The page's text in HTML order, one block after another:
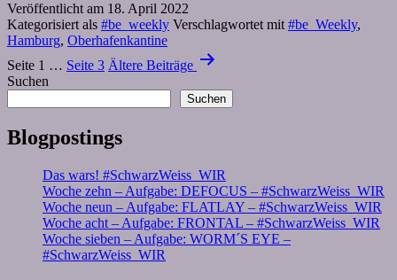
Veröffentlicht am 18. April 2022
Kategorisiert als #be_weekly Verschlagwortet mit #be_Weekly,
Hamburg, Oberhafenkantine
Seitennummerierung
der
Beiträge
Seite 1 … Seite 3 Ältere Beiträge
Suchen
Suchen
Blogpostings
Das wars! #SchwarzWeiss_WIR
Woche zehn – Aufgabe: DEFOCUS – #SchwarzWeiss_WIR
Woche neun – Aufgabe: FLATLAY – #SchwarzWeiss_WIR
Woche acht – Aufgabe: FRONTAL – #SchwarzWeiss_WIR
Woche sieben – Aufgabe: WORM´S EYE –
#SchwarzWeiss_WIR